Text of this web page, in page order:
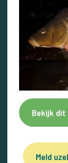
Bekijk
Meld